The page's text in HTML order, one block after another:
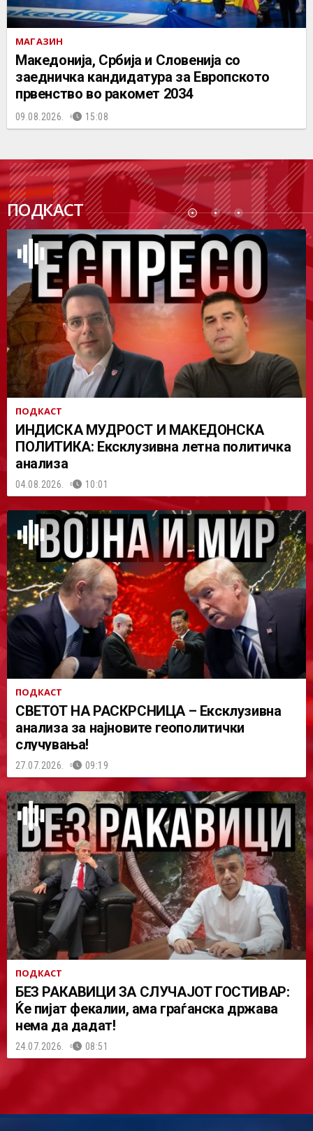
МАГАЗИН
Македонија, Србија и Словенија со
заедничка кандидатура за Европското
првенство во ракомет 2034
09.08.2026. 15:08
ПОДКАСТ
ПОДК
АСТ
ПОДКАСТ
ИНДИСКА МУДРОСТ И МАКЕДОНСКА
ПОЛИТИКА: Ексклузивна летна политичка
анализа
04.08.2026. 10:01
ПОДКАСТ
СВЕТОТ НА РАСКРСНИЦА – Ексклузивна
анализа за најновите геополитички
случувања!
27.07.2026. 09:19
ПОДКАСТ
БЕЗ РАКАВИЦИ ЗА СЛУЧАЈОТ ГОСТИВАР:
Ќе пијат фекалии, ама граѓанска држава
нема да дадат!
24.07.2026. 08:51